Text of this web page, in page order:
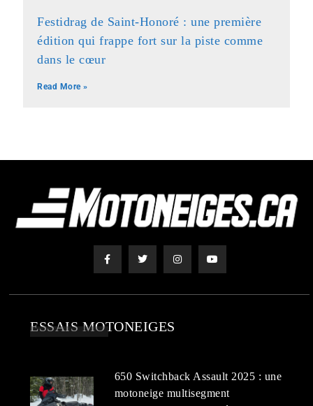
Festidrag de Saint-Honoré : une première
édition qui frappe fort sur la piste comme
dans le cœur
Read More »
ESSAIS MOTONEIGES
650 Switchback Assault 2025 : une
motoneige multisegment